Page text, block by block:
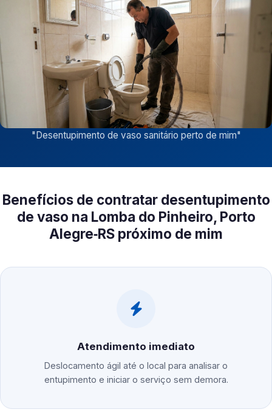
"Desentupimento de vaso sanitário perto de mim"
Benefícios de contratar desentupimento
de vaso na Lomba do Pinheiro, Porto
Alegre‑RS próximo de mim
Atendimento imediato
Deslocamento ágil até o local para analisar o
entupimento e iniciar o serviço sem demora.